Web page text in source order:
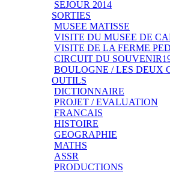
SEJOUR 2014
SORTIES
MUSEE MATISSE
VISITE DU MUSEE DE
VISITE DE LA FERME
CIRCUIT DU
BOULOGNE / LES DEUX
OUTILS
DICTIONNAIRE
PROJET / EVALUATION
FRANCAIS
HISTOIRE
GEOGRAPHIE
MATHS
ASSR
PRODUCTIONS